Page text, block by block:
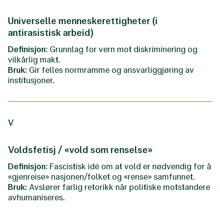
Universelle menneskerettigheter (i
antirasistisk arbeid)
Definisjon: Grunnlag for vern mot diskriminering og
vilkårlig makt.
Bruk: Gir felles normramme og ansvarliggjøring av
institusjoner.
V
Voldsfetisj / «vold som renselse»
Definisjon: Fascistisk idé om at vold er nødvendig for å
«gjenreise» nasjonen/folket og «rense» samfunnet.
Bruk: Avslører farlig retorikk når politiske motstandere
avhumaniseres.